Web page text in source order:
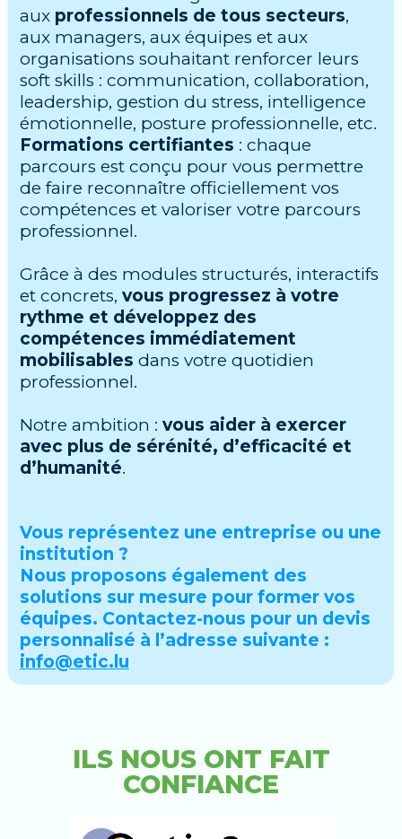
aux professionnels de tous secteurs,
aux managers, aux équipes et aux
organisations souhaitant renforcer leurs
soft skills : communication, collaboration,
leadership, gestion du stress, intelligence
émotionnelle, posture professionnelle, etc.
Formations certifiantes : chaque
parcours est conçu pour vous permettre
de faire reconnaître officiellement vos
compétences et valoriser votre parcours
professionnel.
Grâce à des modules structurés, interactifs
et concrets, vous progressez à votre
rythme et développez des
compétences immédiatement
mobilisables dans votre quotidien
professionnel.
Notre ambition : vous aider à exercer
avec plus de sérénité, d’efficacité et
d’humanité.
Vous représentez une entreprise ou une
institution ?
Nous proposons également des
solutions sur mesure pour former vos
équipes. Contactez-nous pour un devis
personnalisé à l’adresse suivante :
info@etic.lu
ILS NOUS ONT FAIT
CONFIANCE